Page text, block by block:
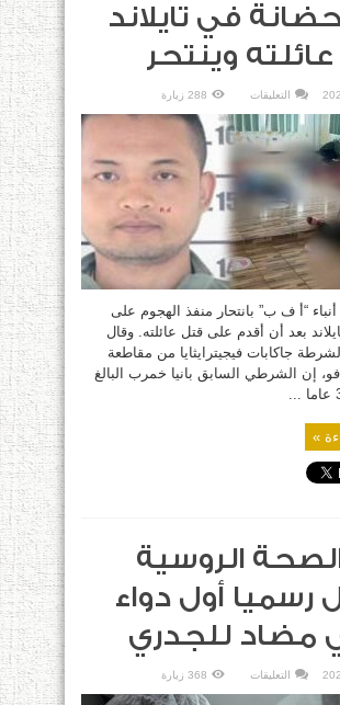
في تايلاند
وينتحر
التعليقات
ف
ب”:
منفذ
حضانة
تايلاند
يقتل
عائلته
وينتحر
مغلقة
288 زيارة
أنباء “أ ف ب” بانتحار منفذ الهجوم على
بعد أن أقدم على قتل عائلته. وقال
جاكابات فيجيترايثايا من مقاطعة
فو، إن الشرطي السابق بانيا خمرب البالغ
»
الصحة الروسية
أول دواء
مضاد للجدري
التعليقات
الصحة
368 زيارة